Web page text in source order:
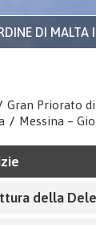
DI MALTA
Gran Priorato
/ Messina –
della